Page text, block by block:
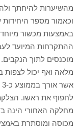
מהשיערות להיחתך
וכאמור מספר היחידות
באמצעות מכשור
ההתקרחות המיועד
מוכנסים לתוך
מלאה ואף יכול לצפות
לחפוף את ראשו.
מכוסה ומוסתרת